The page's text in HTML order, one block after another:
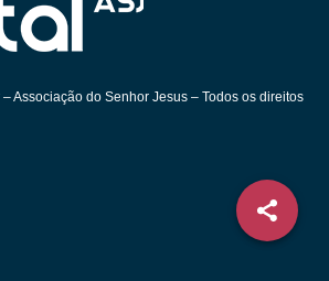
Associação do Senhor Jesus – Todos os direitos